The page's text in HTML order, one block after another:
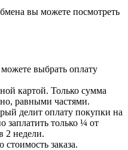
вы можете посмотреть
выбрать оплату
картой. Только сумма
равными частями.
делит оплату покупки на
только ¼ от
2 недели.
стоимость заказа.